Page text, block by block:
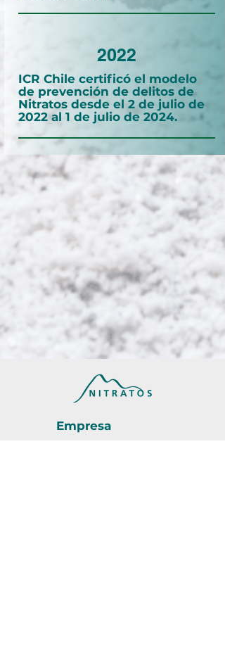
2022
ICR Chile certificó el modelo
de prevención de delitos de
Nitratos desde el 2 de julio de
2022 al 1 de julio de 2024.
Empresa